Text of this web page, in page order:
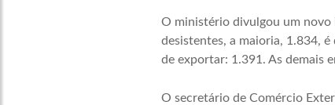
O ministério divulgou um novo
desistentes, a maioria, 1.834,
de exportar: 1.391. As demais
O secretário de Comércio